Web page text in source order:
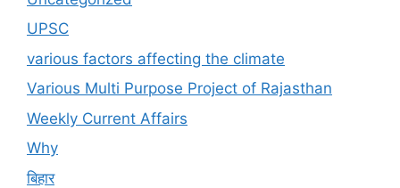
UPSC
various factors affecting the climate
Various Multi Purpose Project of Rajasthan
Weekly Current Affairs
Why
बिहार